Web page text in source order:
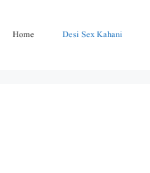
Home Desi Sex Kahani